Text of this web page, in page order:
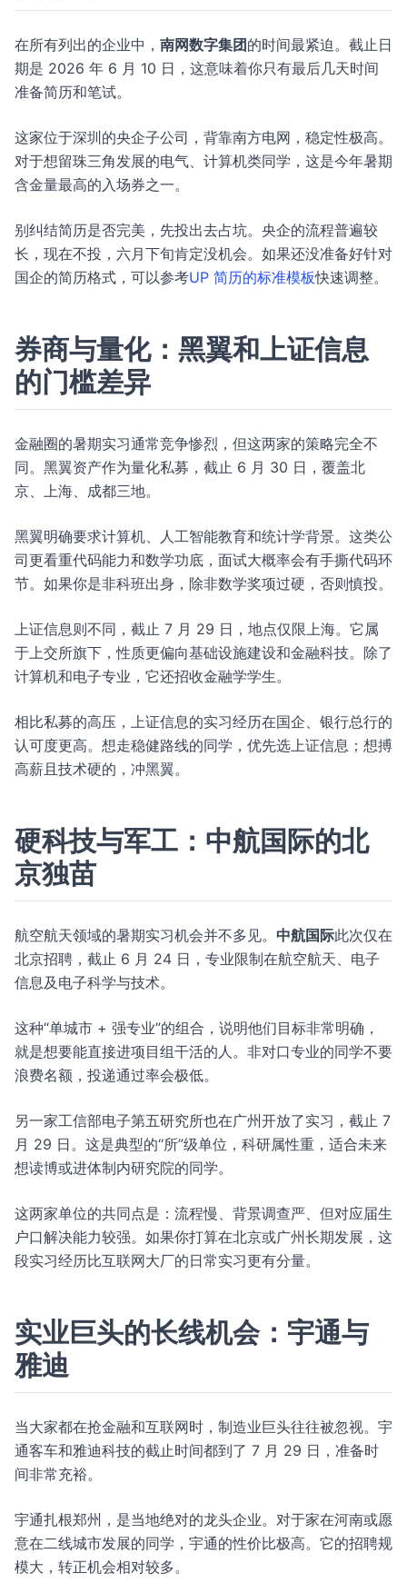
在所有列出的企业中， 南网数字集团 的时间最紧迫。截止日
期是 2026 年 6 月 10 日，这意味着你只有最后几天时间
准备简历和笔试。
这家位于深圳的央企子公司，背靠南方电网，稳定性极高。
对于想留珠三角发展的电气、计算机类同学，这是今年暑期
含金量最高的入场券之一。
别纠结简历是否完美，先投出去占坑。央企的流程普遍较
长，现在不投，六月下旬肯定没机会。如果还没准备好针对
国企的简历格式，可以参考UP 简历的标准模板快速调整。
券商与量化：黑翼和上证信息
的门槛差异
金融圈的暑期实习通常竞争惨烈，但这两家的策略完全不
同。黑翼资产作为量化私募，截止 6 月 30 日，覆盖北
京、上海、成都三地。
黑翼明确要求计算机、人工智能教育和统计学背景。这类公
司更看重代码能力和数学功底，面试大概率会有手撕代码环
节。如果你是非科班出身，除非数学奖项过硬，否则慎投。
上证信息则不同，截止 7 月 29 日，地点仅限上海。它属
于上交所旗下，性质更偏向基础设施建设和金融科技。除了
计算机和电子专业，它还招收金融学学生。
相比私募的高压，上证信息的实习经历在国企、银行总行的
认可度更高。想走稳健路线的同学，优先选上证信息；想搏
高薪且技术硬的，冲黑翼。
硬科技与军工：中航国际的北
京独苗
航空航天领域的暑期实习机会并不多见。 中航国际此次仅在
北京招聘，截止 6 月 24 日，专业限制在航空航天、电子
信息及电子科学与技术。
这种“单城市 + 强专业”的组合，说明他们目标非常明确，
就是想要能直接进项目组干活的人。非对口专业的同学不要
浪费名额，投递通过率会极低。
另一家工信部电子第五研究所也在广州开放了实习，截止 7
月 29 日。这是典型的“所”级单位，科研属性重，适合未来
想读博或进体制内研究院的同学。
这两家单位的共同点是：流程慢、背景调查严、但对应届生
户口解决能力较强。如果你打算在北京或广州长期发展，这
段实习经历比互联网大厂的日常实习更有分量。
实业巨头的长线机会：宇通与
雅迪
当大家都在抢金融和互联网时，制造业巨头往往被忽视。宇
通客车和雅迪科技的截止时间都到了 7 月 29 日，准备时
间非常充裕。
宇通扎根郑州，是当地绝对的龙头企业。对于家在河南或愿
意在二线城市发展的同学，宇通的性价比极高。它的招聘规
模大，转正机会相对较多。